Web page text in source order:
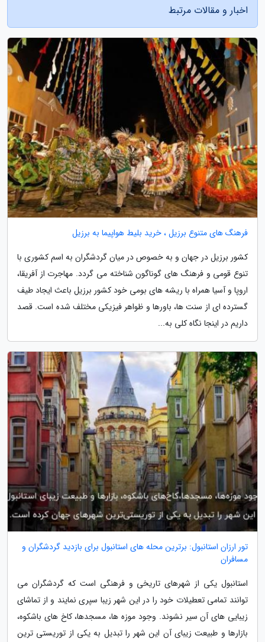
اخبار و مقالات مرتبط
فرهنگ های متنوع برزیل ، خرید بلیط هواپیما به برزیل
کشور برزیل در جهان و به خصوص در میان گردشگران به اسم کشوری با
تنوع قومی و فرهنگ های گوناگون شناخته می گردد. مهاجرت از آفریقا،
اروپا و آسیا همراه با ریشه های بومی خود کشور برزیل باعث ایجاد طیف
گسترده ای از سنت ها، باورها و ظواهر فیزیکی مختلف شده است. قصد
داریم در اینجا نگاه کلی به...
تور ارزان استانبول: برترین محله های استانبول برای بازدید گردشگران و
مسافران
استانبول یکی از شهرهای تاریخی و فرهنگی است که گردشگران می
توانند تمامی تعطیلات خود را در این شهر زیبا سپری نمایند و از تماشای
زیبایی های آن سیر نشوند. وجود موزه ها، مسجدها، کاخ های باشکوه،
بازارها و طبیعت زیبای آن این شهر را تبدیل به یکی از توریستی ترین